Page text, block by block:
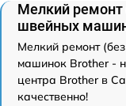
Мелкий ремонт
швейных
Мелкий ремонт
машинок Brother -
центра Brother в
качественно!